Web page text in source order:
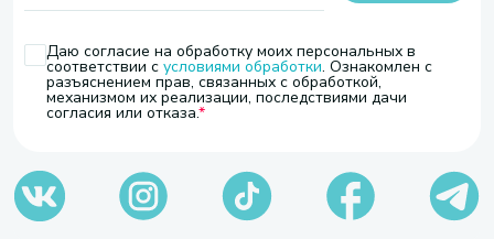
Даю согласие на обработку моих персональных в
соответствии с условиями обработки. Ознакомлен с
разъяснением прав, связанных с обработкой,
механизмом их реализации, последствиями дачи
согласия или отказа.